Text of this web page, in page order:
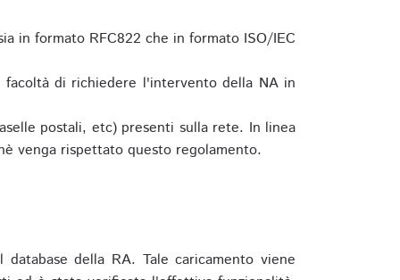
in formato RFC822 che in formato ISO/IEC
di richiedere l'intervento della NA in
postali, etc) presenti sulla rete. In linea
venga rispettato questo regolamento.
della RA. Tale caricamento viene